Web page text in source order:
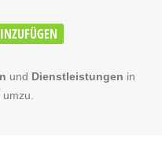
und Dienstleistungen in